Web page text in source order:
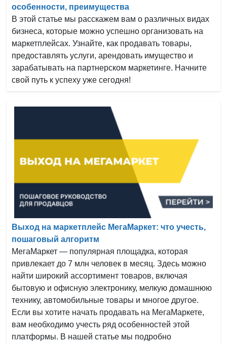
особенности, преимущества
В этой статье мы расскажем вам о различных видах
бизнеса, которые можно успешно организовать на
маркетплейсах. Узнайте, как продавать товары,
предоставлять услуги, арендовать имущество и
зарабатывать на партнерском маркетинге. Начните
свой путь к успеху уже сегодня!
Выход на маркетплейс МегаМаркет: что учесть,
пошаговый алгоритм
МегаМаркет — популярная площадка, которая
привлекает до 7 млн человек в месяц. Здесь можно
найти широкий ассортимент товаров, включая
бытовую и офисную электронику, мелкую домашнюю
технику, автомобильные товары и многое другое.
Если вы хотите начать продавать на МегаМаркете,
вам необходимо учесть ряд особенностей этой
платформы. В нашей статье мы подробно